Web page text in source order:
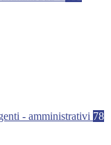
- amministrativi 78